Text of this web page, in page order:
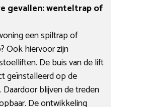
gevallen: wenteltrap of
een spiltrap of
Ook hiervoor zijn
De buis van de lift
geïnstalleerd op de
blijven de treden
De ontwikkeling